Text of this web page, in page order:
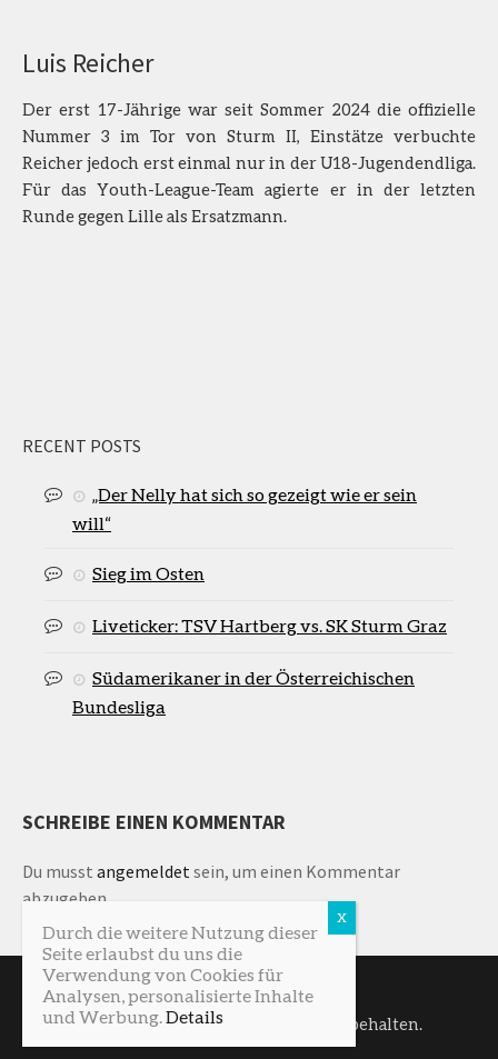
Luis Reicher
Der erst 17-Jährige war seit Sommer 2024 die offizielle
Nummer 3 im Tor von Sturm II, Einstätze verbuchte
Reicher jedoch erst einmal nur in der U18-Jugendendliga.
Für das Youth-League-Team agierte er in der letzten
Runde gegen Lille als Ersatzmann.
RECENT POSTS
„Der Nelly hat sich so gezeigt wie er sein
will“
Sieg im Osten
Liveticker: TSV Hartberg vs. SK Sturm Graz
Südamerikaner in der Österreichischen
Bundesliga
SCHREIBE EINEN KOMMENTAR
Du musst angemeldetsein, um einen Kommentar
abzugeben.
SturmNetz © 2026. Alle Rechte vorbehalten.
Durch die weitere Nutzung dieser
Seite erlaubst du uns die
Verwendung von Cookies für
Analysen, personalisierte Inhalte
und Werbung.Details